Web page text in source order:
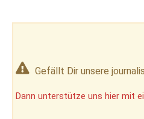
Gefällt Dir unsere
Dann unterstütze uns hier mit